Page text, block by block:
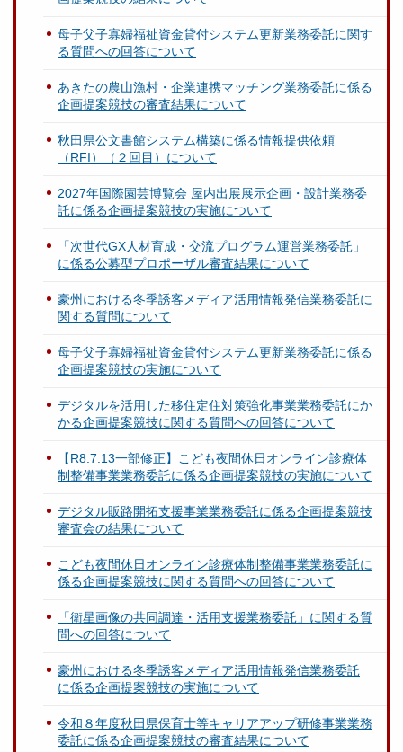
母子父子寡婦福祉資金貸付システム更新業務委託に関す
る質問への回答について
あきたの農山漁村・企業連携マッチング業務委託に係る
企画提案競技の審査結果について
秋田県公文書館システム構築に係る情報提供依頼
（RFI）（２回目）について
2027年国際園芸博覧会 屋内出展展示企画・設計業務委
託に係る企画提案競技の実施について
「次世代GX人材育成・交流プログラム運営業務委託」
に係る公募型プロポーザル審査結果について
豪州における冬季誘客メディア活用情報発信業務委託に
関する質問について
母子父子寡婦福祉資金貸付システム更新業務委託に係る
企画提案競技の実施について
デジタルを活用した移住定住対策強化事業業務委託にか
かる企画提案競技に関する質問への回答について
【R8.7.13一部修正】こども夜間休日オンライン診療体
制整備事業業務委託に係る企画提案競技の実施について
デジタル販路開拓支援事業業務委託に係る企画提案競技
審査会の結果について
こども夜間休日オンライン診療体制整備事業業務委託に
係る企画提案競技に関する質問への回答について
「衛星画像の共同調達・活用支援業務委託」に関する質
問への回答について
豪州における冬季誘客メディア活用情報発信業務委託
に係る企画提案競技の実施について
令和８年度秋田県保育士等キャリアアップ研修事業業務
委託に係る企画提案競技の審査結果について